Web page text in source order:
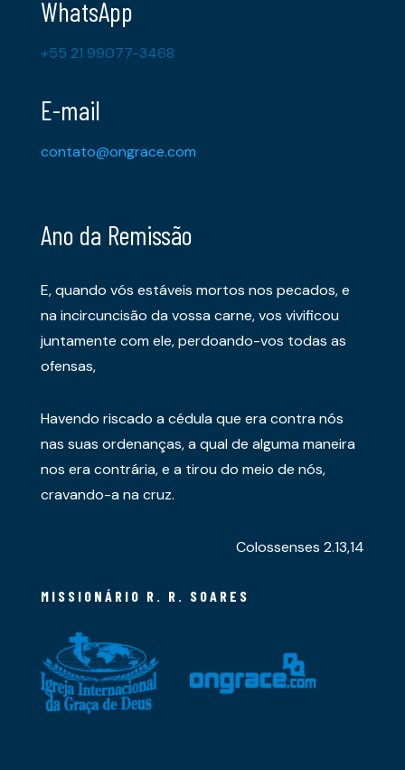
WhatsApp
+55 21 99077-3468
E-mail
contato@ongrace.com
Ano da Remissão
E, quando vós estáveis mortos nos pecados, e
na incircuncisão da vossa carne, vos vivificou
juntamente com ele, perdoando-vos todas as
ofensas,
Havendo riscado a cédula que era contra nós
nas suas ordenanças, a qual de alguma maneira
nos era contrária, e a tirou do meio de nós,
cravando-a na cruz.
Colossenses 2.13,14
MISSIONÁRIO R. R. SOARES